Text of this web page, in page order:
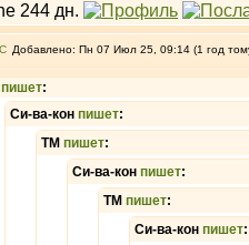
Добавлено: Пн 07 Июл 25, 09:14 (1 год
пишет:
Си-ва-кон пишет:
ТМ пишет:
Си-ва-кон пишет:
ТМ пишет:
Си-ва-кон пишет: